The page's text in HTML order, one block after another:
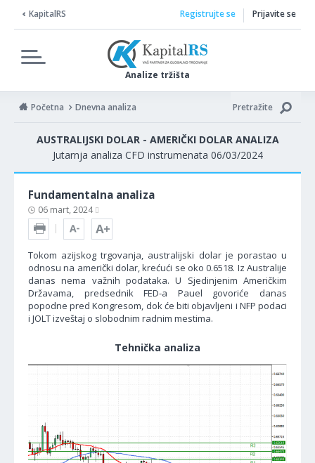
KapitalRS
Analize tržišta
Registrujte se Prijavite se
Početna Dnevna analiza Pretražite
AUSTRALIJSKI DOLAR - AMERIČKI DOLAR ANALIZA
Jutarnja analiza CFD instrumenata 06/03/2024
Fundamentalna analiza
06 mart, 2024
Tokom azijskog trgovanja, australijski dolar je porastao u
odnosu na američki dolar, krećući se oko 0.6518. Iz Australije
danas nema važnih podataka. U Sjedinjenim Američkim
Državama, predsednik FED-a Pauel govoriće danas
popodne pred Kongresom, dok će biti objavljeni i NFP podaci
i JOLT izveštaj o slobodnim radnim mestima.
Tehnička analiza